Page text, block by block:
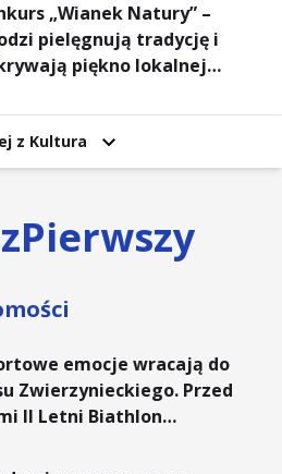
„Wianek Natury” –
pielęgnują tradycję i
piękno lokalnej
z Kultura
emocje wracają do
Zwierzynieckiego. Przed
II Letni Biathlon